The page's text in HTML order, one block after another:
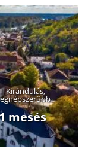
Kirándulás,
mesés